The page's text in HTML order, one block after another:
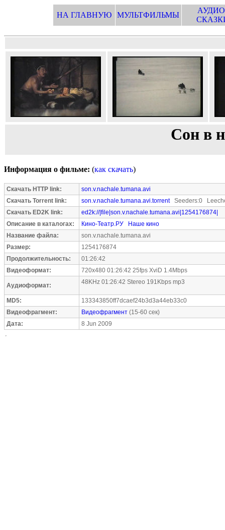
НА ГЛАВНУЮ МУЛЬТФИЛЬМЫ
Сон в
Информация о фильме: (как скачать)
Скачать HTTP link:
son.v.nachale.tumana.avi
Скачать Torrent link:
son.v.nachale.tumana.avi.torrentSeeders:0
Скачать ED2K link:
ed2k://|file|son.v.nachale.tumana.avi|1254176874|
Описание в каталогах:
Кино-Театр.РУ
Наше кино
Название файла:
son.v.nachale.tumana.avi
Размер:
1254176874
Продолжительность:
01:26:42
Видеоформат:
720x480 01:26:42 25fps XviD 1.4Mbps
Аудиоформат: 48KHz 01:26:42 Stereo 191Kbps mp3
MD5:
133343850ff7dcaef24b3d3a44eb33c0
Видеофрагмент:
Видеофрагмент (15-60 сек)
Дата:
8 Jun 2009